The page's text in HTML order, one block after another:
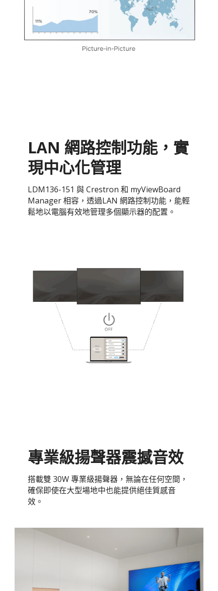
LAN 網路控制功能，實
現中心化管理
LDM136-151 與 Crestron 和 myViewBoard
Manager 相容，透過LAN 網路控制功能，能輕
鬆地以電腦有效地管理多個顯示器的配置。​
專業級揚聲器震撼音效
搭載雙 30W 專業級揚聲器，無論在任何空間，
確保即使在大型場地中也能提供絕佳質感音
效。